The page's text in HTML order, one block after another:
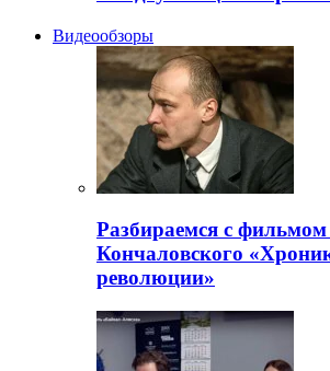
Видеообзоры
Разбираемся с
Кончаловского
революции»